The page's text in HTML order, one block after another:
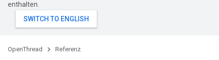
enthalten.
OpenThread Referenz